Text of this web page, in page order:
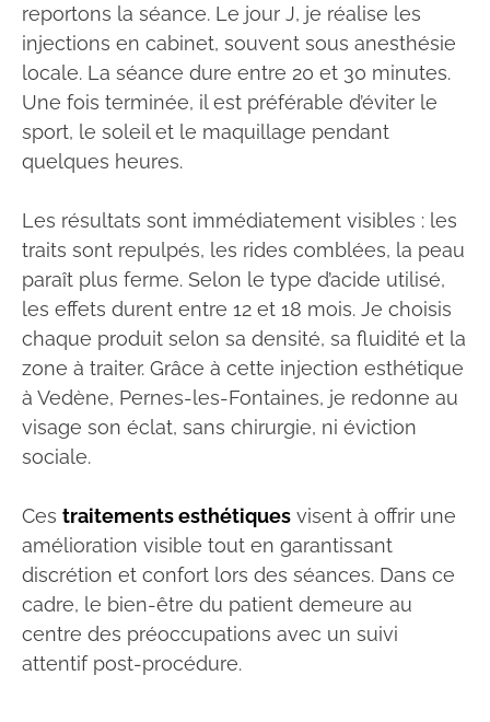
reportons la séance. Le jour J, je réalise les
injections en cabinet, souvent sous anesthésie
locale. La séance dure entre 20 et 30 minutes.
Une fois terminée, il est préférable d’éviter le
sport, le soleil et le maquillage pendant
quelques heures.
Les résultats sont immédiatement visibles : les
traits sont repulpés, les rides comblées, la peau
paraît plus ferme. Selon le type d’acide utilisé,
les effets durent entre 12 et 18 mois. Je choisis
chaque produit selon sa densité, sa fluidité et la
zone à traiter. Grâce à cette injection esthétique
à Vedène, Pernes-les-Fontaines, je redonne au
visage son éclat, sans chirurgie, ni éviction
sociale.
Ces traitements esthétiques visent à offrir une
amélioration visible tout en garantissant
discrétion et confort lors des séances. Dans ce
cadre, le bien-être du patient demeure au
centre des préoccupations avec un suivi
attentif post-procédure.